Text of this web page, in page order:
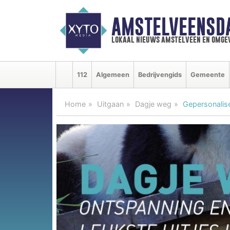
lokaal nieuws amstelveen en
112 Algemeen Bedrijvengids Gemeente
Home Uitgaan Dagje weg